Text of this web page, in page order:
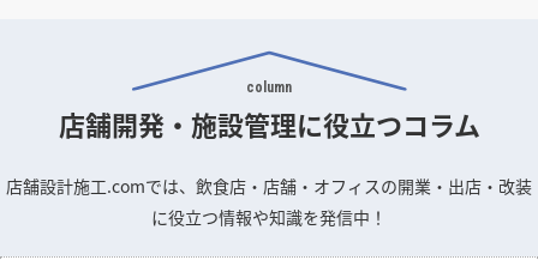
column
店舗開発・施設管理に役立つコラム
店舗設計施工.comでは、飲食店・店舗・オフィスの開業・出店・改装
に役立つ情報や知識を発信中！